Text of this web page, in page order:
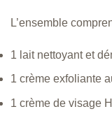
L’ensemble
1 lait nettoyant et
1 crème exfoliante
1 crème de visage